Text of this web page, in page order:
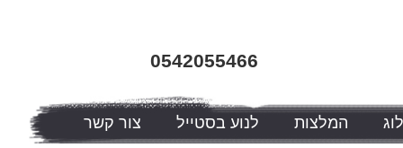
0542055466
המלצות לנוע בסטייל צור קשר